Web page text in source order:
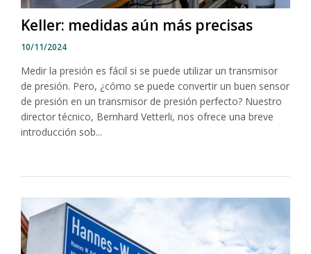
Keller: medidas aún más precisas
10/11/2024
Medir la presión es fácil si se puede utilizar un transmisor
de presión. Pero, ¿cómo se puede convertir un buen sensor
de presión en un transmisor de presión perfecto? Nuestro
director técnico, Bernhard Vetterli, nos ofrece una breve
introducción sob...